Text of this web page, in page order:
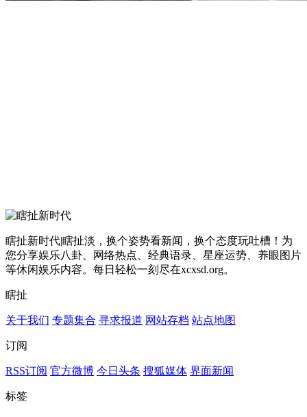
瞎扯新时代|瞎扯淡，换个姿势看新闻，换个态度玩吐槽！为
您分享娱乐八卦、网络热点、经典语录、星座运势、养眼图片
等休闲娱乐内容。每日轻松一刻尽在xcxsd.org。
瞎扯
关于我们 专题集合 寻求报道 网站存档 站点地图
订阅
RSS订阅 官方微博 今日头条 搜狐媒体 界面新闻
标签